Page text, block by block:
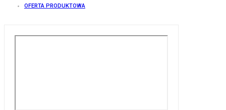
OFERTA PRODUKTOWA